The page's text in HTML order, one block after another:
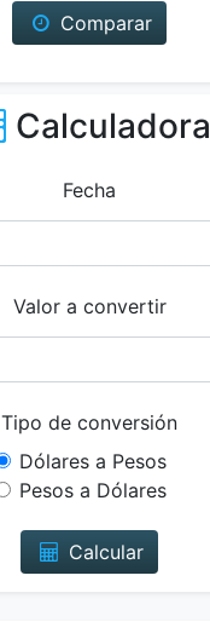
Comparar
Calculadora
Fecha
Valor a convertir
Tipo de conversión
Dólares a Pesos
Pesos a Dólares
Calcular